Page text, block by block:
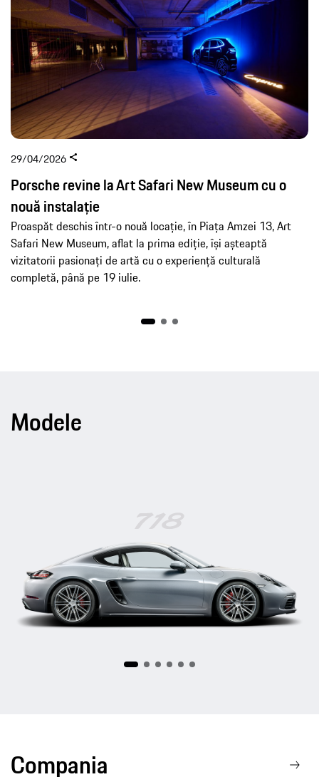
29/04/2026
Porsche revine la Art Safari New Museum cu o
nouă instalație
Proaspăt deschis într-o nouă locație, în Piața Amzei 13, Art
Safari New Museum, aflat la prima ediție, își așteaptă
vizitatorii pasionați de artă cu o experiență culturală
completă, până pe 19 iulie.
Modele
718
Compania